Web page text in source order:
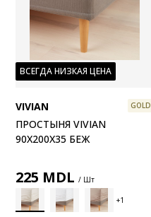
ВСЕГДА НИЗКАЯ ЦЕНА
VIVIAN GOLD
ПРОСТЫНЯ VIVIAN
90X200X35 БЕЖ
225 MDL / Шт